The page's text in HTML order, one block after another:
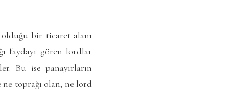
olduğu bir ticaret alanı
faydayı gören lordlar
Bu ise panayırların
toprağı olan, ne lord